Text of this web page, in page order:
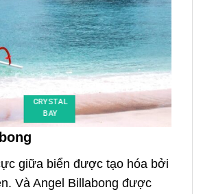
CRYSTAL
BAY
giữa biển được tạo hóa bởi
Và Angel Billabong được